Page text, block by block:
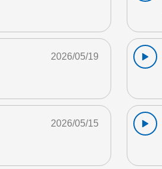
2026/05/19
2026/05/15